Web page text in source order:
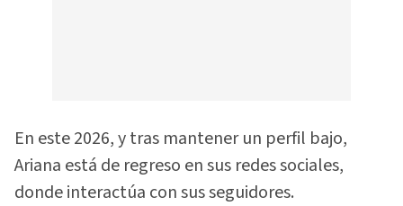
En este 2026, y tras mantener un perfil bajo,
Ariana está de regreso en sus redes sociales,
donde interactúa con sus seguidores.